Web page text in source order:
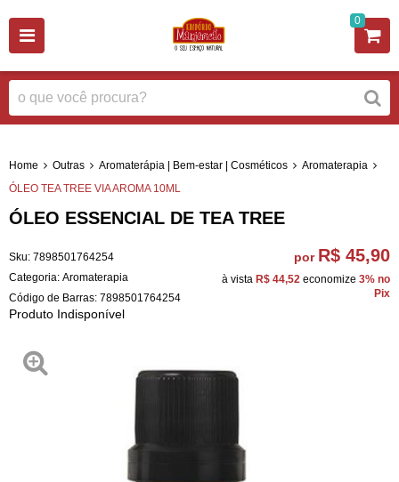
0
Home Outras Aromaterápia | Bem-estar | Cosméticos
Aromaterapia
ÓLEO TEA TREE VIA AROMA 10ML
ÓLEO ESSENCIAL DE TEA TREE
Sku: 7898501764254
Categoria: Aromaterapia
Código de Barras: 7898501764254
Produto Indisponível
por R$ 45,90
à vista R$ 44,52 economize 3% no
Pix